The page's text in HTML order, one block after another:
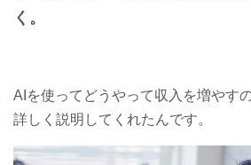
く。
AIを使ってどうやって収入を増やす
詳しく説明してくれたんです。